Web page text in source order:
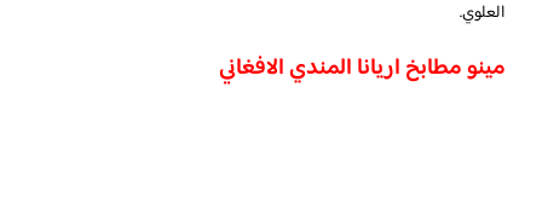
العلوي.
مينو مطابخ اريانا المندي الافغاني